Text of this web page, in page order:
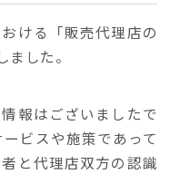
ける「販売代理店の
した。
報はございましたで
ビスや施策であって
と代理店双方の認識